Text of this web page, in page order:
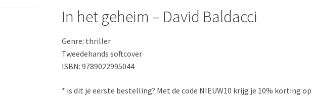
In het geheim – David Baldacci
Genre: thriller
Tweedehands softcover
ISBN: 9789022995044
* is dit je eerste bestelling? Met de code NIEUW10 krijg je 10% korting op